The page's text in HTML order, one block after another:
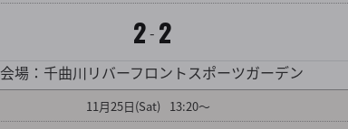
2- 2
会場：千曲川リバーフロントスポーツガーデン
11月25日(Sat) 13:20～
対戦カード詳細を見る